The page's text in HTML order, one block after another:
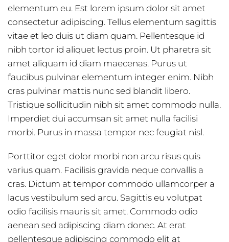
elementum eu. Est lorem ipsum dolor sit amet
consectetur adipiscing. Tellus elementum sagittis
vitae et leo duis ut diam quam. Pellentesque id
nibh tortor id aliquet lectus proin. Ut pharetra sit
amet aliquam id diam maecenas. Purus ut
faucibus pulvinar elementum integer enim. Nibh
cras pulvinar mattis nunc sed blandit libero.
Tristique sollicitudin nibh sit amet commodo nulla.
Imperdiet dui accumsan sit amet nulla facilisi
morbi. Purus in massa tempor nec feugiat nisl.
Porttitor eget dolor morbi non arcu risus quis
varius quam. Facilisis gravida neque convallis a
cras. Dictum at tempor commodo ullamcorper a
lacus vestibulum sed arcu. Sagittis eu volutpat
odio facilisis mauris sit amet. Commodo odio
aenean sed adipiscing diam donec. At erat
pellentesque adipiscing commodo elit at